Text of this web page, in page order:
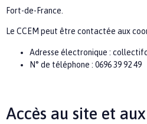
Fort-de-France.
Le CCEM peut être contactée aux
Adresse électronique :
N° de téléphone : 0696 39 92 49
Accès au site et